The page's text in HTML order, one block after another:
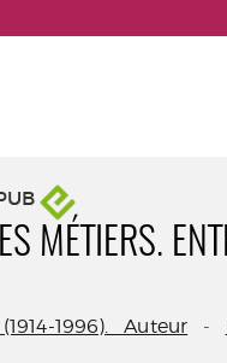
MÉTIERS.
1996). Auteur -